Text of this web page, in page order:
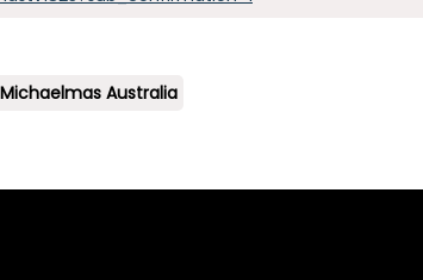
Australia